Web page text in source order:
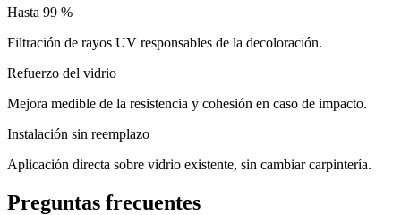
Hasta 99 %
Filtración de rayos UV responsables de la decoloración.
Refuerzo del vidrio
Mejora medible de la resistencia y cohesión en caso de impacto.
Instalación sin reemplazo
Aplicación directa sobre vidrio existente, sin cambiar carpintería.
Preguntas frecuentes